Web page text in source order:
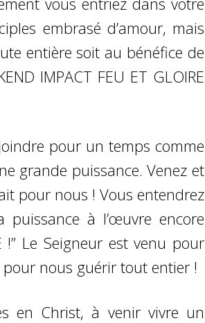
embrasé d’amour, mais
entière soit au bénéfice de
IMPACT FEU ET GLOIRE
pour un temps comme
grande puissance. Venez et
pour nous ! Vous entendrez
puissance à l’œuvre encore
!” Le Seigneur est venu pour
nous guérir tout entier !
en Christ, à venir vivre un